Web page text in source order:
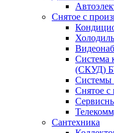
Снятое с
Система
(СКУД)
Системы
Снятое с
Сантехника